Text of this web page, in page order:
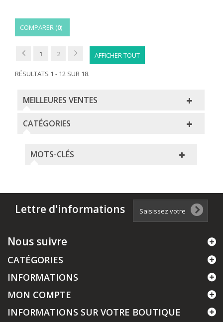
COMPARER (0)
AFFICHER TOUT
1 2
RÉSULTATS 1 - 12 SUR 18.
MEILLEURES VENTES
CATÉGORIES
MOTS-CLÉS
Lettre d'informations
Nous suivre
CATÉGORIES
INFORMATIONS
MON COMPTE
INFORMATIONS SUR VOTRE BOUTIQUE